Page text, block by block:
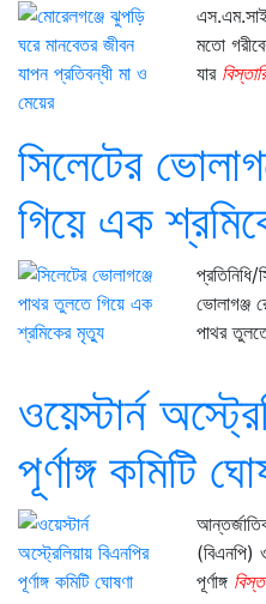
মতো
যার
সিলেটের
গিয়ে এক
প্রতিনিধি/
ভোলাগঞ্জ
পাথর
ওয়েস্টার্ন
পূর্ণাঙ্গ কমিটি
(বিএনপি)
পূর্ণাঙ্গ